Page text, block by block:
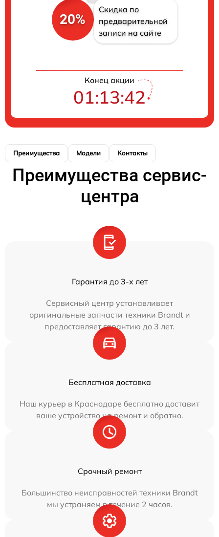
20%
Скидка по
предварительной
записи на сайте
Конец акции
01:13:42
Преимущества Модели Контакты
Преимущества сервис-
центра
Гарантия до 3-х лет
Сервисный центр устанавливает
оригинальные запчасти техники Brandt и
предоставляет гарантию до 3 лет.
Бесплатная доставка
Наш курьер в Краснодаре бесплатно доставит
ваше устройство на ремонт и обратно.
Срочный ремонт
Большинство неисправностей техники Brandt
мы устраняем в течение 2 часов.